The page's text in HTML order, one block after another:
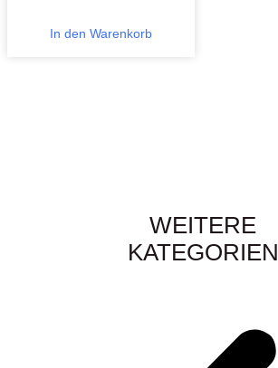
In den Warenkorb
WEITERE
KATEGORIEN